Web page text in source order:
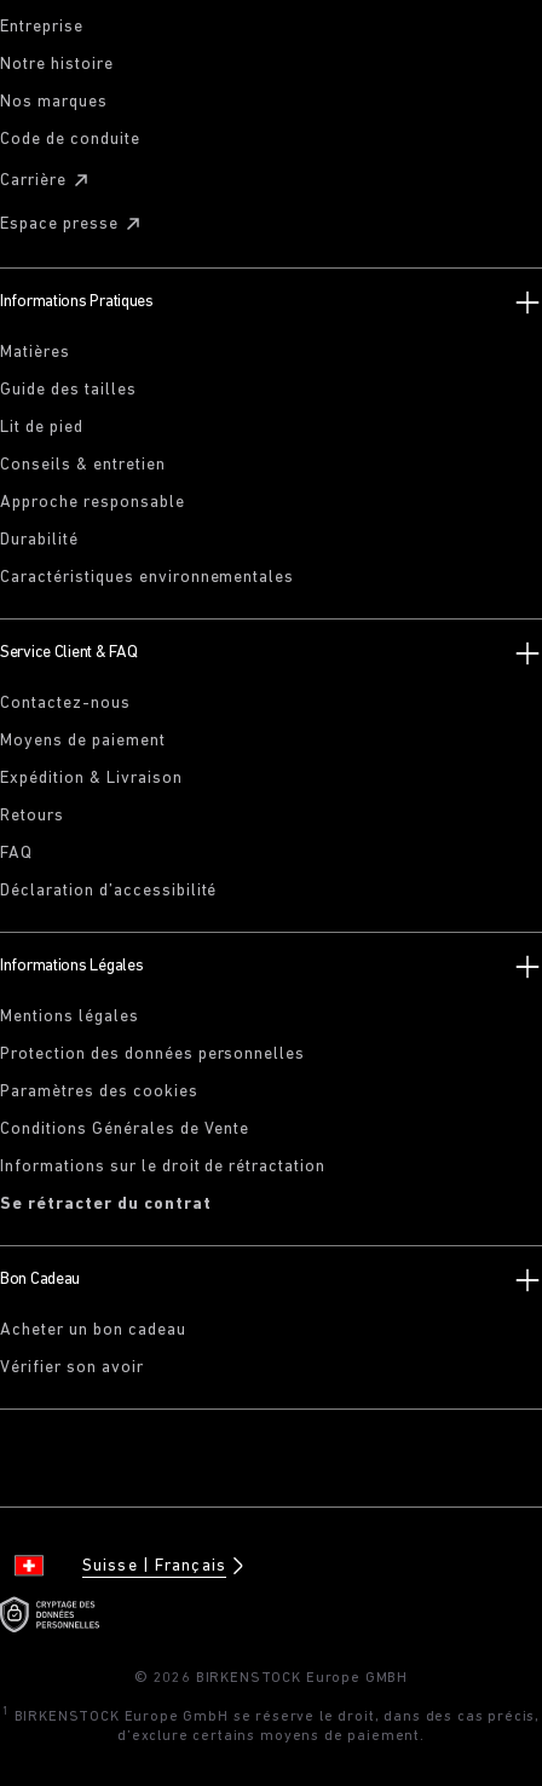
Entreprise
Notre histoire
Nos marques
Code de conduite
Carrière
Espace presse
Informations Pratiques
Matières
Guide des tailles
Lit de pied
Conseils & entretien
Approche responsable
Durabilité
Caractéristiques environnementales
Service Client & FAQ
Contactez-nous
Moyens de paiement
Expédition & Livraison
Retours
FAQ
Déclaration d’accessibilité
Informations Légales
Mentions légales
Protection des données personnelles
Paramètres des cookies
Conditions Générales de Vente
Informations sur le droit de rétractation
Se rétracter du contrat
Bon Cadeau
Acheter un bon cadeau
Vérifier son avoir
Suisse Français
© 2026 BIRKENSTOCK Europe GMBH
1
BIRKENSTOCK Europe GmbH se réserve le droit, dans des cas précis,
d’exclure certains moyens de paiement.